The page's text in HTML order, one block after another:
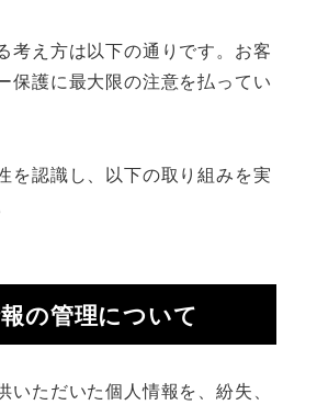
考え方は以下の通りです。お客
保護に最大限の注意を払ってい
を認識し、以下の取り組みを実
の管理について
いただいた個人情報を、紛失、